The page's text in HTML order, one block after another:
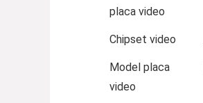
placa video
Chipset video
Model placa
video